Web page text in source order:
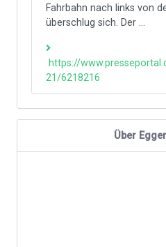
Fahrbahn nach links von
überschlug sich. Der ...
https://
21/6218216
Über